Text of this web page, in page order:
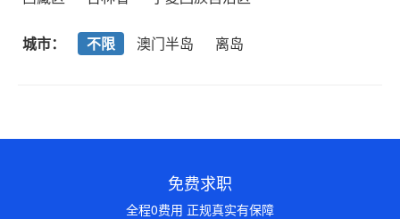
城市： 不限 澳门半岛 离岛
免费求职
全程0费用 正规真实有保障